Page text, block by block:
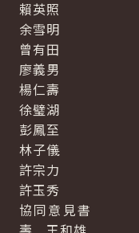
賴英照
余雪明
曾有田
廖義男
楊仁壽
徐璧湖
彭鳳至
林子儀
許宗力
許玉秀
協同意